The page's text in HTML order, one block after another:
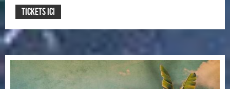
TICKETS ICI